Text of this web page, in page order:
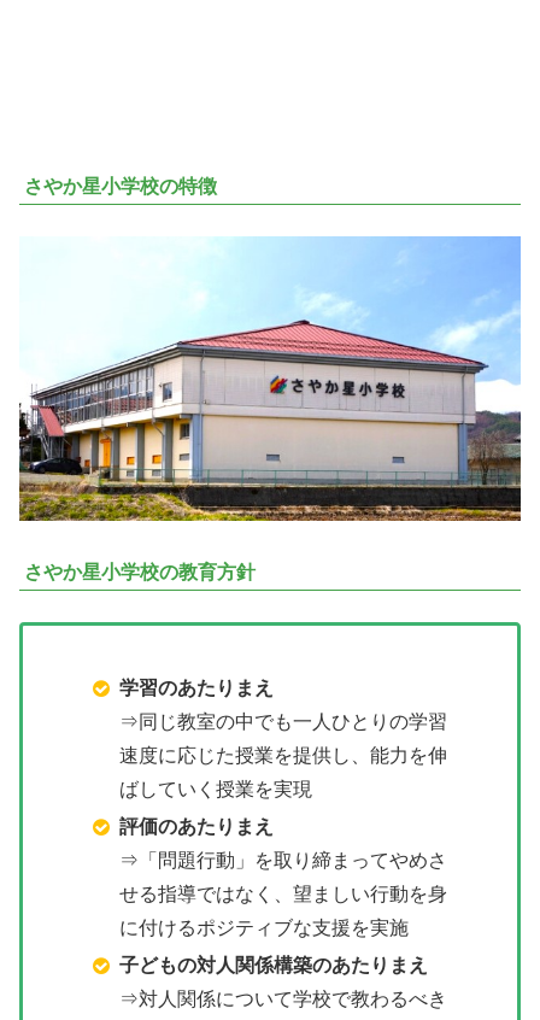
さやか星小学校の特徴
さやか星小学校の教育方針
学習のあたりまえ
⇒同じ教室の中でも一人ひとりの学習
速度に応じた授業を提供し、能力を伸
ばしていく授業を実現
評価のあたりまえ
⇒「問題行動」を取り締まってやめさ
せる指導ではなく、望ましい行動を身
に付けるポジティブな支援を実施
子どもの対人関係構築のあたりまえ
⇒対人関係について学校で教わるべき